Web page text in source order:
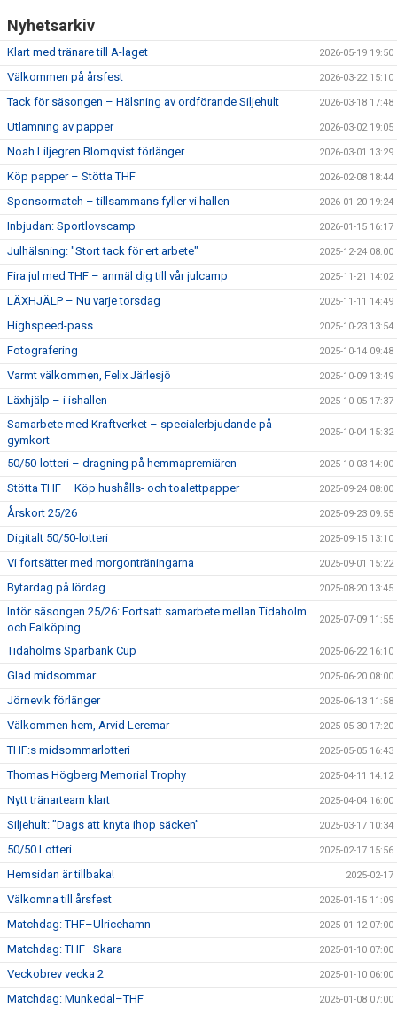
Nyhetsarkiv
Klart med tränare till A-laget 2026-05-19 19:50
Välkommen på årsfest 2026-03-22 15:10
Tack för säsongen – Hälsning av ordförande Siljehult 2026-03-18 17:48
Utlämning av papper 2026-03-02 19:05
Noah Liljegren Blomqvist förlänger 2026-03-01 13:29
Köp papper – Stötta THF 2026-02-08 18:44
Sponsormatch – tillsammans fyller vi hallen 2026-01-20 19:24
Inbjudan: Sportlovscamp 2026-01-15 16:17
Julhälsning: "Stort tack för ert arbete" 2025-12-24 08:00
Fira jul med THF – anmäl dig till vår julcamp 2025-11-21 14:02
LÄXHJÄLP – Nu varje torsdag 2025-11-11 14:49
Highspeed-pass 2025-10-23 13:54
Fotografering 2025-10-14 09:48
Varmt välkommen, Felix Järlesjö 2025-10-09 13:49
Läxhjälp – i ishallen 2025-10-05 17:37
Samarbete med Kraftverket – specialerbjudande på
gymkort
2025-10-04 15:32
50/50-lotteri – dragning på hemmapremiären 2025-10-03 14:00
Stötta THF – Köp hushålls- och toalettpapper 2025-09-24 08:00
Årskort 25/26 2025-09-23 09:55
Digitalt 50/50-lotteri 2025-09-15 13:10
Vi fortsätter med morgonträningarna 2025-09-01 15:22
Bytardag på lördag 2025-08-20 13:45
Inför säsongen 25/26: Fortsatt samarbete mellan Tidaholm
och Falköping
2025-07-09 11:55
Tidaholms Sparbank Cup 2025-06-22 16:10
Glad midsommar 2025-06-20 08:00
Jörnevik förlänger 2025-06-13 11:58
Välkommen hem, Arvid Leremar 2025-05-30 17:20
THF:s midsommarlotteri 2025-05-05 16:43
Thomas Högberg Memorial Trophy 2025-04-11 14:12
Nytt tränarteam klart 2025-04-04 16:00
Siljehult: ”Dags att knyta ihop säcken” 2025-03-17 10:34
50/50 Lotteri 2025-02-17 15:56
Hemsidan är tillbaka! 2025-02-17
Välkomna till årsfest 2025-01-15 11:09
Matchdag: THF–Ulricehamn 2025-01-12 07:00
Matchdag: THF–Skara 2025-01-10 07:00
Veckobrev vecka 2 2025-01-10 06:00
Matchdag: Munkedal–THF 2025-01-08 07:00